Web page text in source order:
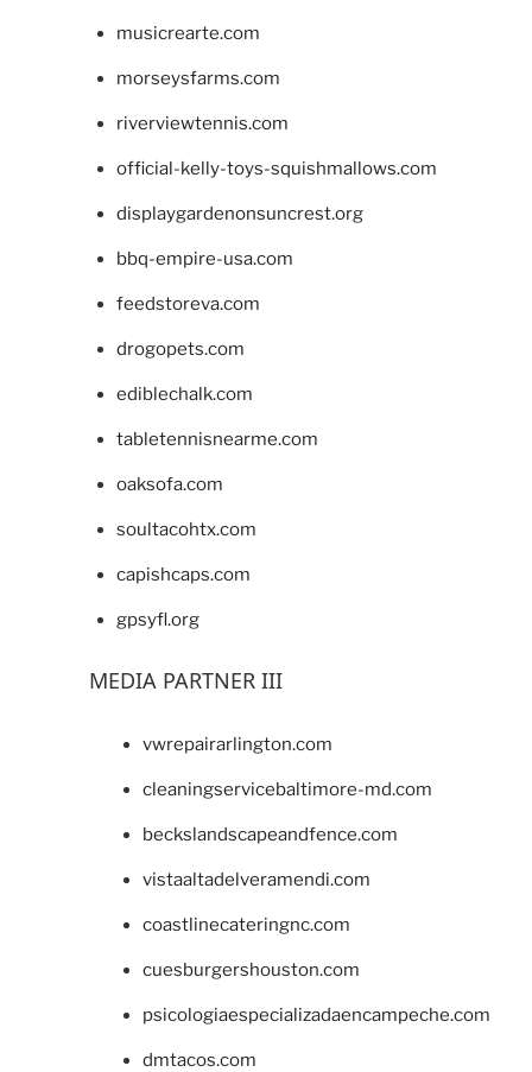
musicrearte.com
morseysfarms.com
riverviewtennis.com
official-kelly-toys-squishmallows.com
displaygardenonsuncrest.org
bbq-empire-usa.com
feedstoreva.com
drogopets.com
ediblechalk.com
tabletennisnearme.com
oaksofa.com
soultacohtx.com
capishcaps.com
gpsyfl.org
MEDIA PARTNER III
vwrepairarlington.com
cleaningservicebaltimore-md.com
beckslandscapeandfence.com
vistaaltadelveramendi.com
coastlinecateringnc.com
cuesburgershouston.com
psicologiaespecializadaencampeche.com
dmtacos.com